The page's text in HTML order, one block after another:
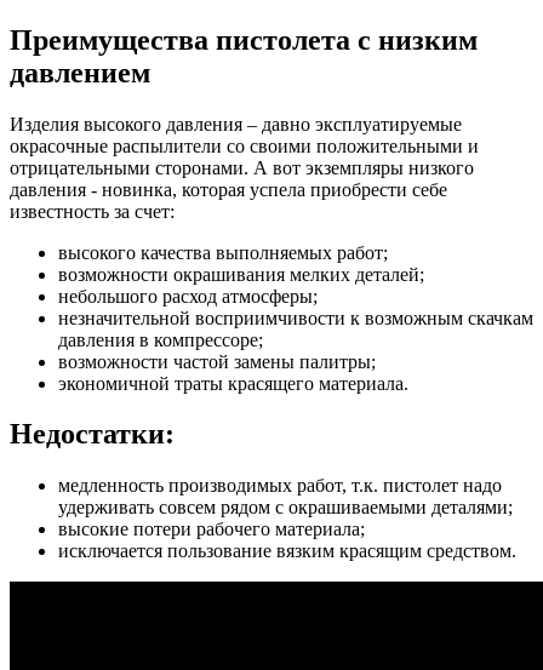
Преимущества пистолета с низким
давлением
Изделия высокого давления – давно эксплуатируемые
окрасочные распылители со своими положительными и
отрицательными сторонами. А вот экземпляры низкого
давления - новинка, которая успела приобрести себе
известность за счет:
высокого качества выполняемых работ;
возможности окрашивания мелких деталей;
небольшого расход атмосферы;
незначительной восприимчивости к возможным скачкам
давления в компрессоре;
возможности частой замены палитры;
экономичной траты красящего материала.
Недостатки:
медленность производимых работ, т.к. пистолет надо
удерживать совсем рядом с окрашиваемыми деталями;
высокие потери рабочего материала;
исключается пользование вязким красящим средством.